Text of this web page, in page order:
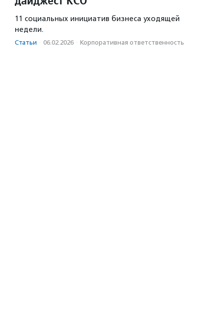
11 социальных инициатив бизнеса уходящей
недели.
Статьи · 06.02.2026 · Корпоративная ответственность